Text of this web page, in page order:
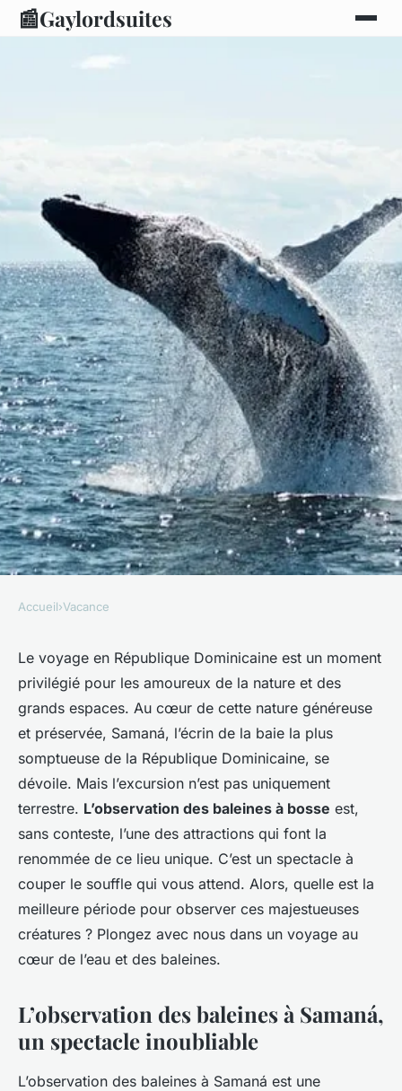
📰Gaylordsuites
Quelle est la meilleure période
pour observer les baleines à
bosse à Samaná, République
Dominicaine?
Sarah•10 mars 2024•6 min de lecture
Accueil›Vacance
Le voyage en République Dominicaine est un moment
privilégié pour les amoureux de la nature et des
grands espaces. Au cœur de cette nature généreuse
et préservée, Samaná, l’écrin de la baie la plus
somptueuse de la République Dominicaine, se
dévoile. Mais l’excursion n’est pas uniquement
terrestre. L’observation des baleines à bosse est,
sans conteste, l’une des attractions qui font la
renommée de ce lieu unique. C’est un spectacle à
couper le souffle qui vous attend. Alors, quelle est la
meilleure période pour observer ces majestueuses
créatures ? Plongez avec nous dans un voyage au
cœur de l’eau et des baleines.
L’observation des baleines à Samaná,
un spectacle inoubliable
L’observation des baleines à Samaná est une